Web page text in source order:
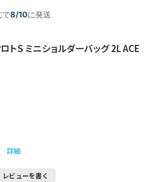
で8/10に発送
トS ミニショルダーバッグ 2L ACE
詳細
レビューを書く